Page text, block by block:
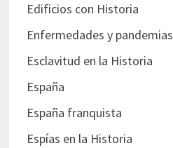
Edificios con Historia
Enfermedades y pandemias
Esclavitud en la Historia
España
España franquista
Espías en la Historia